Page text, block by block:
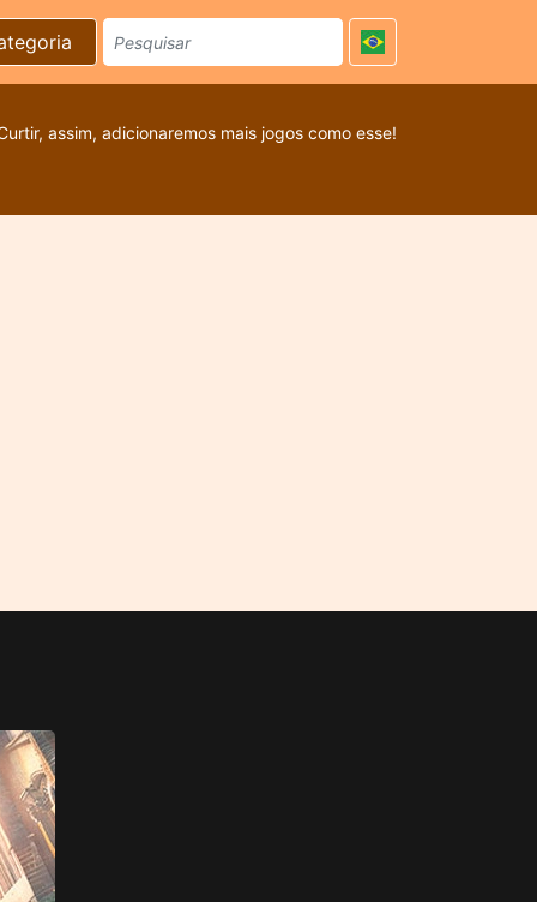
assim, adicionaremos mais jogos como esse!